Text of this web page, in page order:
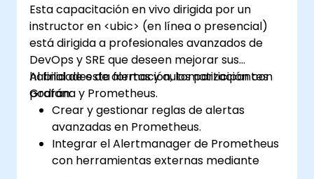
Esta capacitación en vivo dirigida por un
instructor en <ubic> (en línea o presencial)
está dirigida a profesionales avanzados de
DevOps y SRE que deseen mejorar sus
habilidades de alertas y automatización con
Grafana y Prometheus.
Al final de esta formación, los participantes
podrán:
Crear y gestionar reglas de alertas
avanzadas en Prometheus.
Integrar el Alertmanager de Prometheus
con herramientas externas mediante